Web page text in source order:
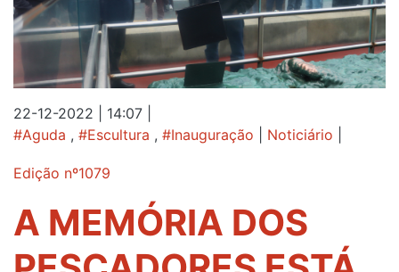
22-12-2022 | 14:07
#Aguda , #Escultura , #Inauguração Noticiário
Edição nº1079
A MEMÓRIA DOS